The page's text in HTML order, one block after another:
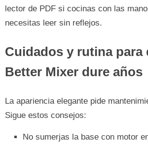
lector de PDF si cocinas con las
necesitas leer sin reflejos.
Cuidados y rutina para
Better Mixer dure años
La apariencia elegante pide
Sigue estos consejos:
No sumerjas la base con motor